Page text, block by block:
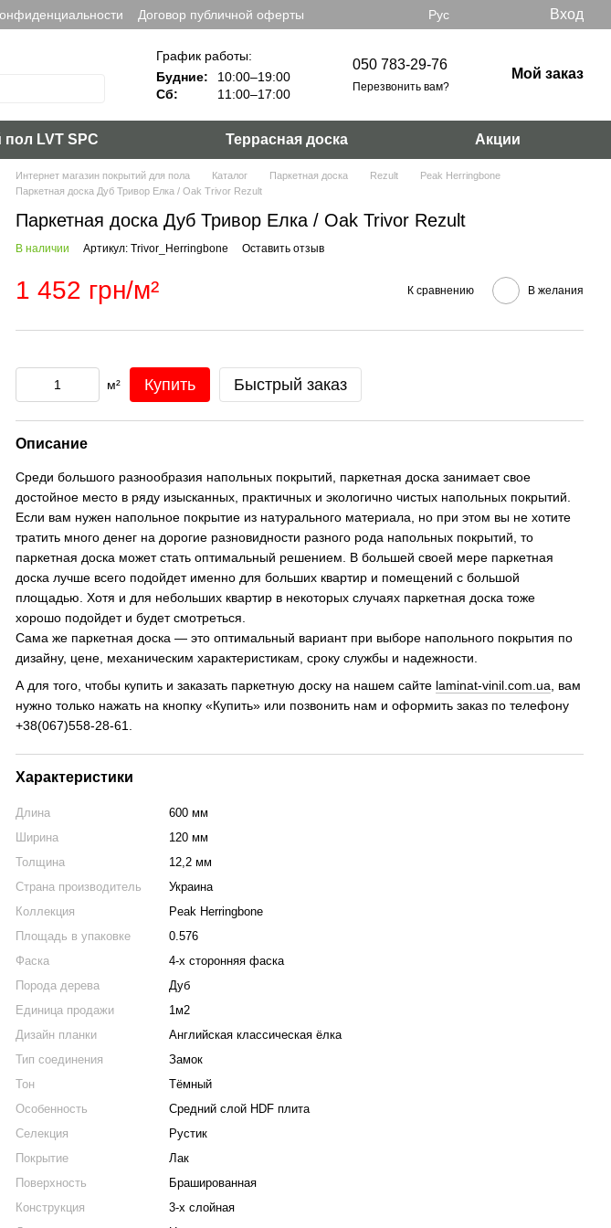
Договор публичной оферты Рус Вход
График работы:
Будние:
10:00–19:00
Сб:
11:00–17:00
050 783-29-76
Перезвонить вам?
Мой заказ
LVT SPC Террасная доска Акции
Интернет магазин покрытий для пола Каталог Паркетная доска Rezult
Peak Herringbone
Паркетная доска Дуб Тривор Елка / Oak Trivor Rezult
Паркетная доска Дуб Тривор Елка / Oak Trivor Rezult
В наличии Артикул: Trivor_Herringbone Оставить отзыв
1 452 грн/м² К сравнению В желания
м² Купить Быстрый заказ
Описание
Среди большого разнообразия напольных покрытий, паркетная доска занимает свое
достойное место в ряду изысканных, практичных и экологично чистых напольных покрытий.
Если вам нужен напольное покрытие из натурального материала, но при этом вы не хотите
тратить много денег на дорогие разновидности разного рода напольных покрытий, то
паркетная доска может стать оптимальный решением. В большей своей мере паркетная
доска лучше всего подойдет именно для больших квартир и помещений с большой
площадью. Хотя и для небольших квартир в некоторых случаях паркетная доска тоже
хорошо подойдет и будет смотреться.
Сама же паркетная доска — это оптимальный вариант при выборе напольного покрытия по
дизайну, цене, механическим характеристикам, сроку службы и надежности.
А для того, чтобы купить и заказать паркетную доску на нашем сайте laminat-vinil.com.ua, вам
нужно только нажать на кнопку «Купить» или позвонить нам и оформить заказ по телефону
+38(067)558-28-61.
Характеристики
Длина
600 мм
Ширина
120 мм
Толщина
12,2 мм
Страна производитель
Украина
Коллекция
Peak Herringbone
Площадь в упаковке
0.576
Фаска
4-х сторонняя фаска
Порода дерева
Дуб
Единица продажи
1м2
Дизайн планки
Английская классическая ёлка
Тип соединения
Замок
Тон
Тёмный
Особенность
Средний слой HDF плита
Селекция
Рустик
Покрытие
Лак
Поверхность
Брашированная
Конструкция
3-х слойная